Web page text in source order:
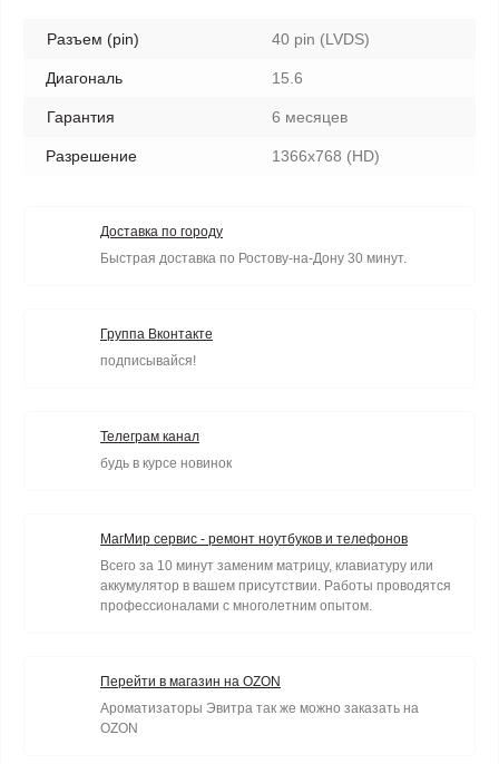
Разъем (pin) 40 pin (LVDS)
Диагональ 15.6
Гарантия 6 месяцев
Разрешение 1366x768 (HD)
Доставка по городу
Быстрая доставка по Ростову-на-Дону 30 минут.
Группа Вконтакте
подписывайся!
Телеграм канал
будь в курсе новинок
МагМир сервис - ремонт ноутбуков и телефонов
Всего за 10 минут заменим матрицу, клавиатуру или
аккумулятор в вашем присутствии. Работы проводятся
профессионалами с многолетним опытом.
Перейти в магазин на OZON
Ароматизаторы Эвитра так же можно заказать на
OZON